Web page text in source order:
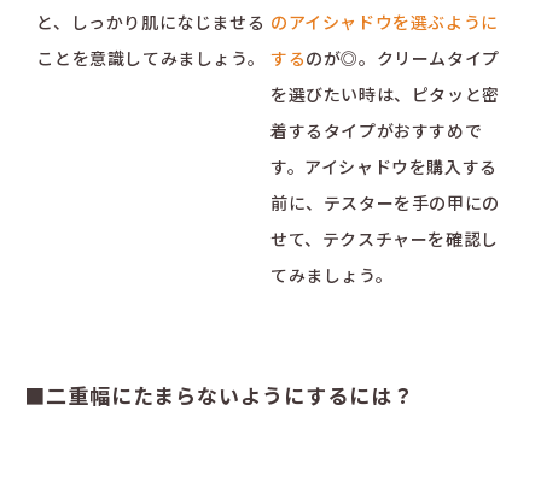
と、しっかり肌になじませる
ことを意識してみましょう。
のアイシャドウを選ぶように
するのが◎。クリームタイプ
を選びたい時は、ピタッと密
着するタイプがおすすめで
す。アイシャドウを購入する
前に、テスターを手の甲にの
せて、テクスチャーを確認し
てみましょう。
■二重幅にたまらないようにするには？